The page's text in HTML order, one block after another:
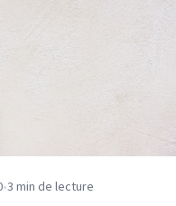
•3 min de lecture